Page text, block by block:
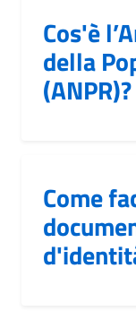
Cos'è
della
(ANPR)?
Come